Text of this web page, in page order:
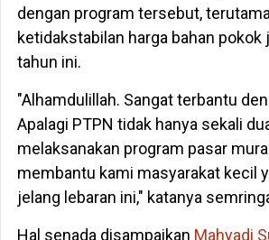
dengan program tersebut,
ketidakstabilan harga bahan pokok
tahun ini.
"Alhamdulillah. Sangat terbantu
Apalagi PTPN tidak hanya sekali
melaksanakan program pasar
membantu kami masyarakat kecil
jelang lebaran ini," katanya
Hal senada disampaikan Mahyadi